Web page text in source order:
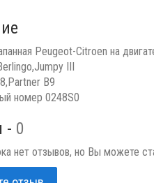
Peugeot-Citroen на
III
B9
номер 0248S0
- 0
нет отзывов, но Вы можете